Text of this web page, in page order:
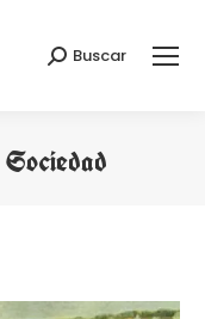
Buscar:
Buscar
Sociedad